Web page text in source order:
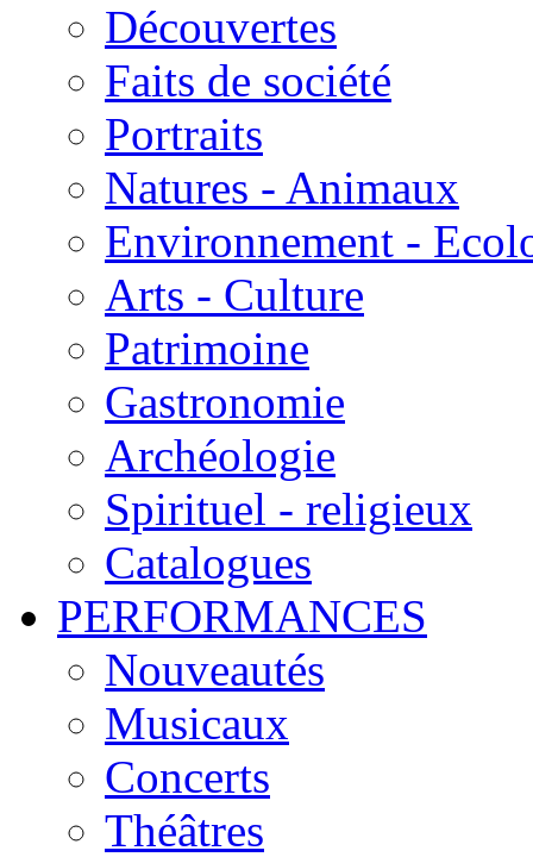
Découvertes
Faits de société
Portraits
Natures - Animaux
Environnement -
Arts - Culture
Patrimoine
Gastronomie
Archéologie
Spirituel - religieux
Catalogues
PERFORMANCES
Nouveautés
Musicaux
Concerts
Théâtres